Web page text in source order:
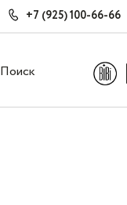
+7 (925) 100-66-66
Поиск